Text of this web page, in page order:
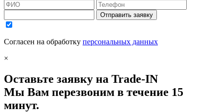
Отправить заявку
Согласен на обработку персональных данных
×
Оставьте заявку на Trade-IN
Мы Вам перезвоним в течение 15
минут.